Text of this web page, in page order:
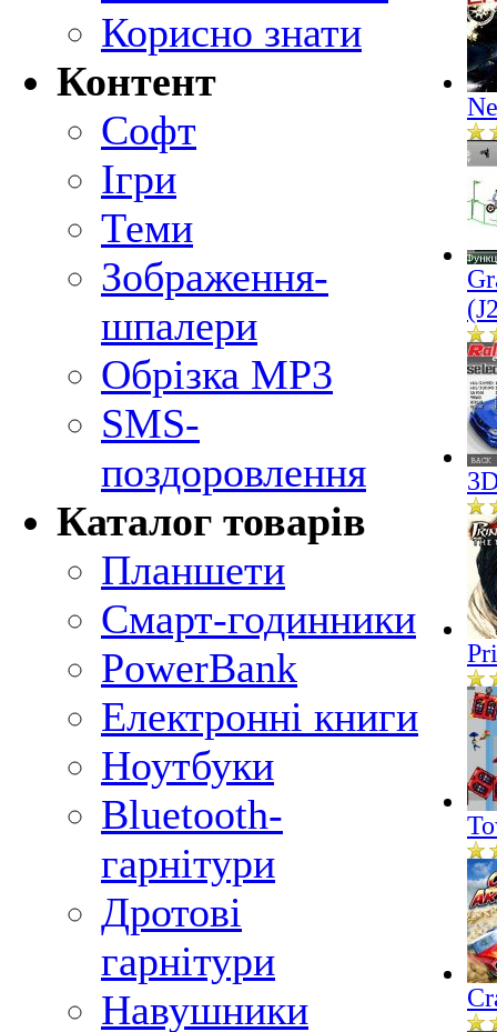
Корисно знати
Контент
Софт
Ігри
Теми
Зображення-
шпалери
Обрізка MP3
SMS-
поздоровлення
Каталог товарів
Планшети
Смарт-годинники
PowerBank
Електронні книги
Ноутбуки
Bluetooth-
гарнітури
Дротові
гарнітури
Навушники